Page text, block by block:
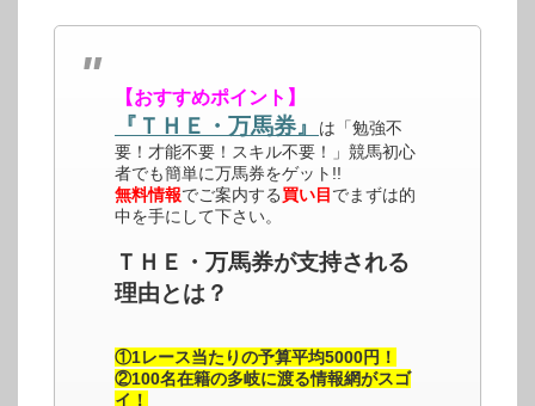
【おすすめポイント】
『ＴＨＥ・万馬券』
は「勉強不
要！才能不要！スキル不要！」競馬初心
者でも簡単に万馬券をゲット!!
無料情報でご案内する買い目 でまずは的
中を手にして下さい。
ＴＨＥ・万馬券が支持される
理由とは？
①1レース当たりの予算平均5000円！
②100名在籍の多岐に渡る情報網がスゴ
イ！